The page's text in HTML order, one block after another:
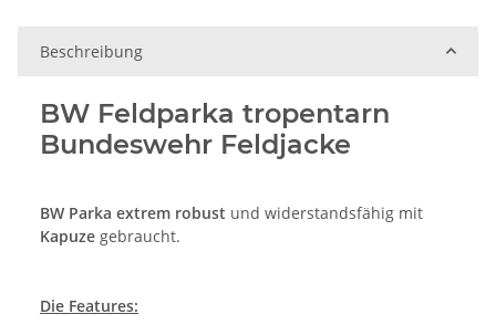
Beschreibung
BW Feldparka tropentarn
Bundeswehr Feldjacke
BW Parka extrem robust und widerstandsfähig mit
Kapuze gebraucht.
Die Features: